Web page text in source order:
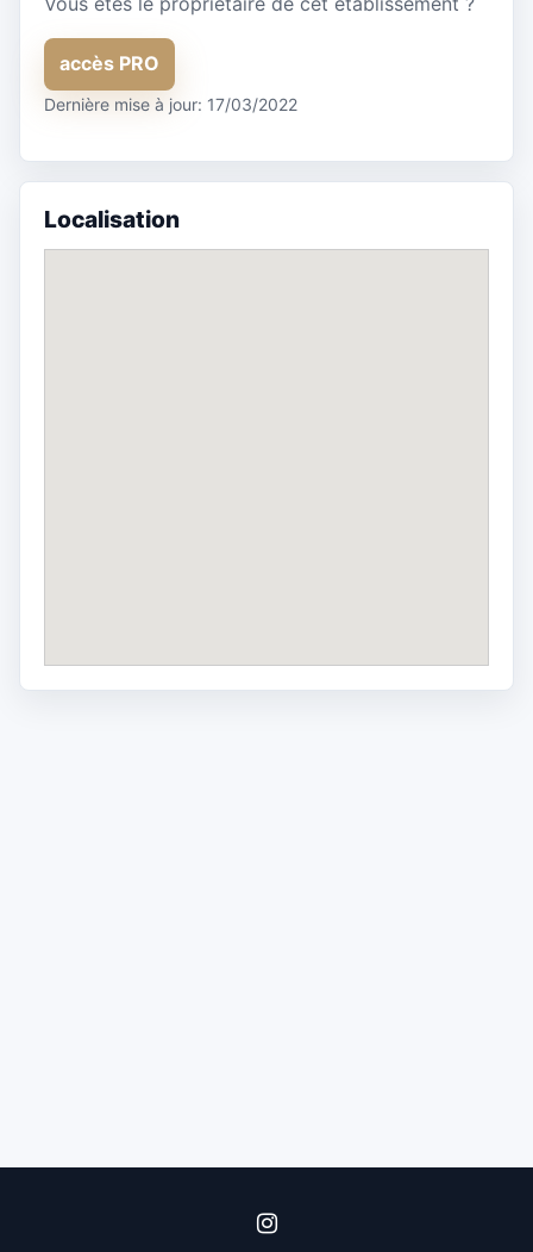
accès PRO
Dernière mise à jour: 17/03/2022
Localisation